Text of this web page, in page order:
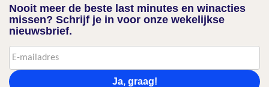
Nooit meer de beste last minutes en winacties
missen? Schrijf je in voor onze wekelijkse
nieuwsbrief.
Ja, graag!